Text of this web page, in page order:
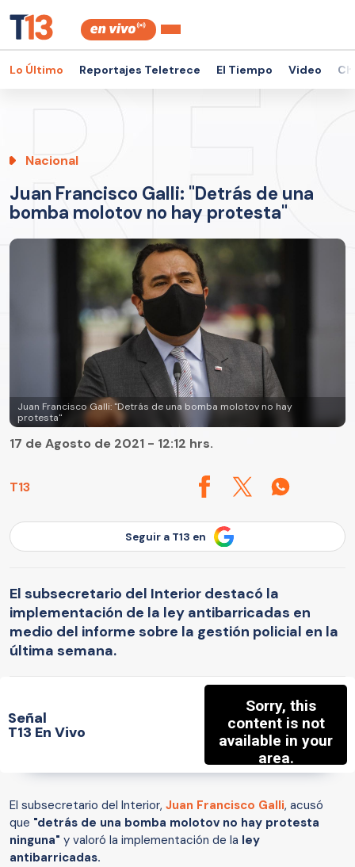
Lo Último Reportajes Teletrece El Tiempo Video
Nacional
Juan Francisco Galli: "Detrás de una
bomba molotov no hay protesta"
Juan Francisco Galli: "Detrás de una bomba molotov no hay
protesta"
T13
17 de Agosto de 2021 - 12:12 hrs.
Seguir a T13 en
El subsecretario del Interior destacó la
implementación de la ley antibarricadas en
medio del informe sobre la gestión policial en la
última semana.
Señal
T13 En Vivo
El subsecretario del Interior, Juan Francisco Galli, acusó
que "detrás de una bomba molotov no hay protesta
ninguna" y valoró la implementación de la ley
antibarricadas.